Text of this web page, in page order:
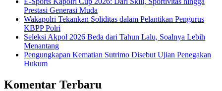
Prestasi Generasi Muda
Wakapolri Tekankan Soliditas dalam Pelantikan Pengurus
KBPP Polri
Seleksi Akpol 2026 Beda dari Tahun Lalu, Soalnya Lebih
Menantang
Pengungkapan Kematian Sutrimo Disebut Ujian Penegakan
Hukum
Komentar Terbaru